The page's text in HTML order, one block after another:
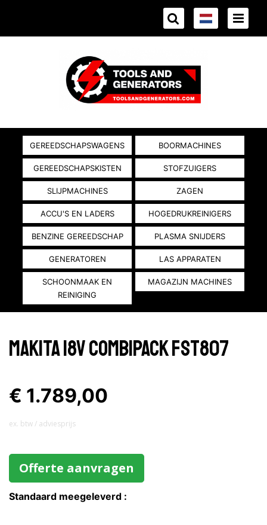
GEREEDSCHAPSWAGENS BOORMACHINES
GEREEDSCHAPSKISTEN STOFZUIGERS
SLIJPMACHINES ZAGEN
ACCU'S EN LADERS HOGEDRUKREINIGERS
BENZINE GEREEDSCHAP PLASMA SNIJDERS
GENERATOREN LAS APPARATEN
SCHOONMAAK EN
REINIGING
MAGAZIJN MACHINES
MAKITA 18V COMBIPACK FST807
€ 1.789,00
ex. btw / adviesprijs
Offerte aanvragen
Standaard meegeleverd :